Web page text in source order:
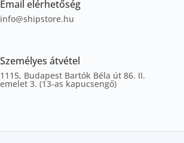
Email elérhetőség
info@shipstore.hu
Személyes átvétel
1115, Budapest Bartók Béla út 86. II.
emelet 3. (13-as kapucsengő)